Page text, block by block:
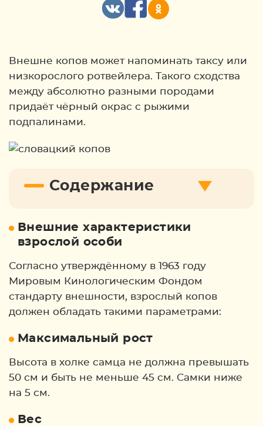
Внешне копов может напоминать таксу или
низкорослого ротвейлера. Такого сходства
между абсолютно разными породами
придаёт чёрный окрас с рыжими
подпалинами.
Содержание
Внешние характеристики
взрослой особи
Согласно утверждённому в 1963 году
Мировым Кинологическим Фондом
стандарту внешности, взрослый копов
должен обладать такими параметрами:
Максимальный рост
Высота в холке самца не должна превышать
50 см и быть не меньше 45 см. Самки ниже
на 5 см.
Вес